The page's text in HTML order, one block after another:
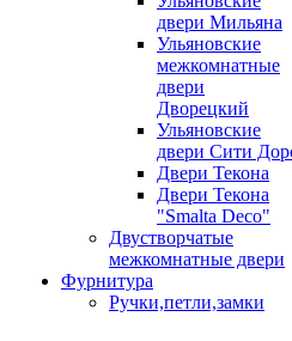
двери Мильяна
Ульяновские
межкомнатные
двери
Дворецкий
Ульяновские
двери Сити
Двери Текона
Двери Текона
"Smalta Deco"
Двустворчатые
межкомнатные двери
Фурнитура
Ручки,петли,замки